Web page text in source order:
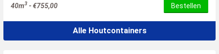
40m3 -€755,00 Bestellen
Alle Houtcontainers